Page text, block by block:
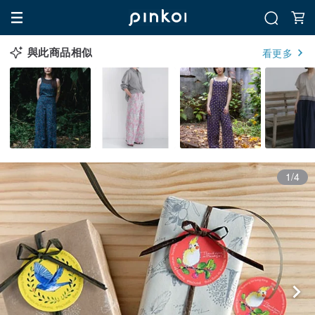
與此商品相似 看更多
1/4